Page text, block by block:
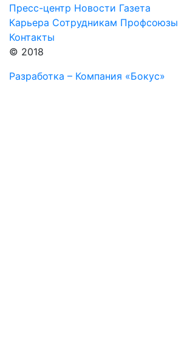
Пресс-центр Новости Газета
Карьера Сотрудникам Профсоюзы
Контакты
© 2018
Разработка – Компания «Бокус»